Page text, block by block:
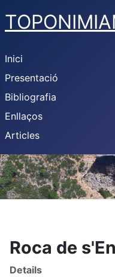
Inici
Presentació
Bibliografia
Enllaços
Articles
Roca de
Details